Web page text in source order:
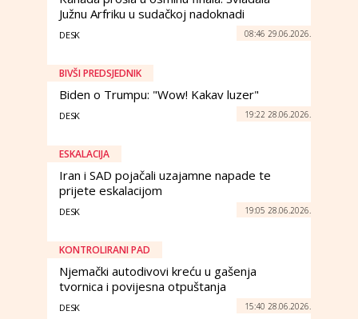
Južnu Arfriku u sudačkoj nadoknadi
DESK 08:46 29.06.2026.
BIVŠI PREDSJEDNIK
Biden o Trumpu: "Wow! Kakav luzer"
DESK 19:22 28.06.2026.
ESKALACIJA
Iran i SAD pojačali uzajamne napade te
prijete eskalacijom
DESK 19:05 28.06.2026.
KONTROLIRANI PAD
Njemački autodivovi kreću u gašenja
tvornica i povijesna otpuštanja
DESK 15:40 28.06.2026.